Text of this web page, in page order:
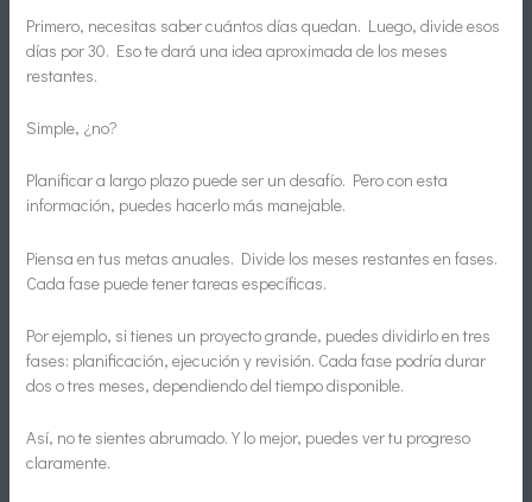
Primero, necesitas saber cuántos días quedan. Luego, divide esos
días por 30. Eso te dará una idea aproximada de los meses
restantes.
Simple, ¿no?
Planificar a largo plazo puede ser un desafío. Pero con esta
información, puedes hacerlo más manejable.
Piensa en tus metas anuales. Divide los meses restantes en fases.
Cada fase puede tener tareas específicas.
Por ejemplo, si tienes un proyecto grande, puedes dividirlo en tres
fases: planificación, ejecución y revisión. Cada fase podría durar
dos o tres meses, dependiendo del tiempo disponible.
Así, no te sientes abrumado. Y lo mejor, puedes ver tu progreso
claramente.